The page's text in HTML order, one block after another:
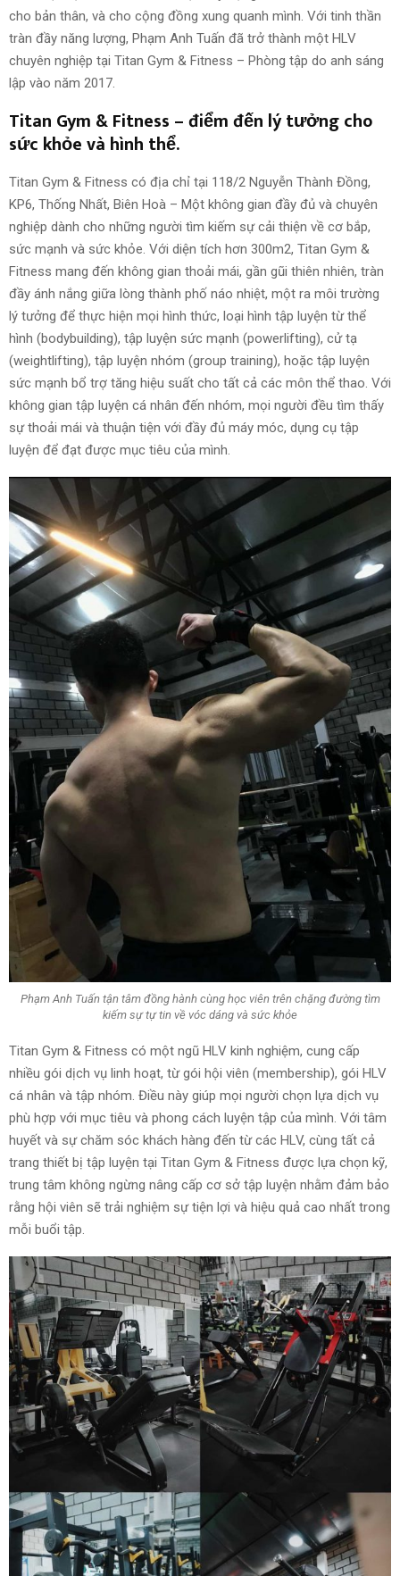
cho bản thân, và cho cộng đồng xung quanh mình. Với tinh thần
tràn đầy năng lượng, Phạm Anh Tuấn đã trở thành một HLV
chuyên nghiệp tại Titan Gym & Fitness – Phòng tập do anh sáng
lập vào năm 2017.
Titan Gym & Fitness – điểm đến lý tưởng cho
sức khỏe và hình thể.
Titan Gym & Fitness có địa chỉ tại 118/2 Nguyễn Thành Đồng,
KP6, Thống Nhất, Biên Hoà – Một không gian đầy đủ và chuyên
nghiệp dành cho những người tìm kiếm sự cải thiện về cơ bắp,
sức mạnh và sức khỏe. Với diện tích hơn 300m2, Titan Gym &
Fitness mang đến không gian thoải mái, gần gũi thiên nhiên, tràn
đầy ánh nắng giữa lòng thành phố náo nhiệt, một ra môi trường
lý tưởng để thực hiện mọi hình thức, loại hình tập luyện từ thể
hình (bodybuilding), tập luyện sức mạnh (powerlifting), cử tạ
(weightlifting), tập luyện nhóm (group training), hoặc tập luyện
sức mạnh bổ trợ tăng hiệu suất cho tất cả các môn thể thao. Với
không gian tập luyện cá nhân đến nhóm, mọi người đều tìm thấy
sự thoải mái và thuận tiện với đầy đủ máy móc, dụng cụ tập
luyện để đạt được mục tiêu của mình.
Phạm Anh Tuấn tận tâm đồng hành cùng học viên trên chặng đường tìm
kiếm sự tự tin về vóc dáng và sức khỏe
Titan Gym & Fitness có một ngũ HLV kinh nghiệm, cung cấp
nhiều gói dịch vụ linh hoạt, từ gói hội viên (membership), gói HLV
cá nhân và tập nhóm. Điều này giúp mọi người chọn lựa dịch vụ
phù hợp với mục tiêu và phong cách luyện tập của mình. Với tâm
huyết và sự chăm sóc khách hàng đến từ các HLV, cùng tất cả
trang thiết bị tập luyện tại Titan Gym & Fitness được lựa chọn kỹ,
trung tâm không ngừng nâng cấp cơ sở tập luyện nhằm đảm bảo
rằng hội viên sẽ trải nghiệm sự tiện lợi và hiệu quả cao nhất trong
mỗi buổi tập.